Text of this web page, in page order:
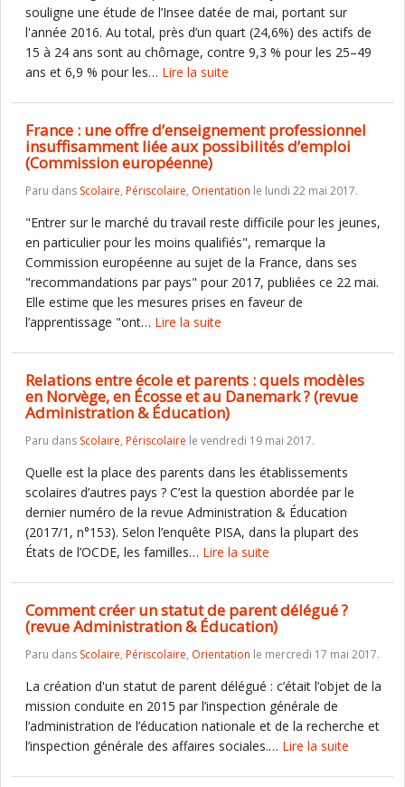
souligne une étude de l’Insee datée de mai, portant sur
l'année 2016. Au total, près d’un quart (24,6%) des actifs de
15 à 24 ans sont au chômage, contre 9,3 % pour les 25–49
ans et 6,9 % pour les… Lire la suite
France : une offre d’enseignement professionnel
insuffisamment liée aux possibilités d’emploi
(Commission européenne)
Paru dans Scolaire, Périscolaire, Orientation le lundi 22 mai 2017.
"Entrer sur le marché du travail reste difficile pour les jeunes,
en particulier pour les moins qualifiés", remarque la
Commission européenne au sujet de la France, dans ses
"recommandations par pays" pour 2017, publiées ce 22 mai.
Elle estime que les mesures prises en faveur de
l’apprentissage "ont… Lire la suite
Relations entre école et parents : quels modèles
en Norvège, en Écosse et au Danemark ? (revue
Administration & Éducation)
Paru dans Scolaire, Périscolaire le vendredi 19 mai 2017.
Quelle est la place des parents dans les établissements
scolaires d’autres pays ? C’est la question abordée par le
dernier numéro de la revue Administration & Éducation
(2017/1, n°153). Selon l’enquête PISA, dans la plupart des
États de l’OCDE, les familles… Lire la suite
Comment créer un statut de parent délégué ?
(revue Administration & Éducation)
Paru dans Scolaire, Périscolaire, Orientation le mercredi 17 mai 2017.
La création d'un statut de parent délégué : c’était l’objet de la
mission conduite en 2015 par l’inspection générale de
l’administration de l’éducation nationale et de la recherche et
l’inspection générale des affaires sociales.… Lire la suite